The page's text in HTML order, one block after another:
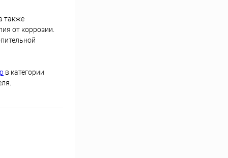
также
от коррозии.
в категории